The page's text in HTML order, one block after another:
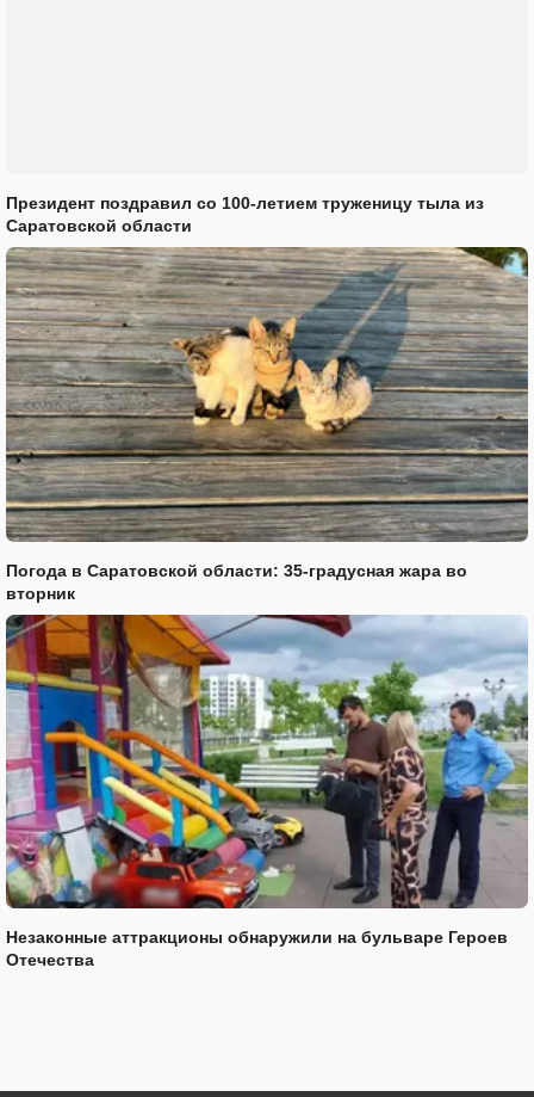
Президент поздравил со 100-летием труженицу тыла из
Саратовской области
Погода в Саратовской области: 35-градусная жара во
вторник
Незаконные аттракционы обнаружили на бульваре Героев
Отечества